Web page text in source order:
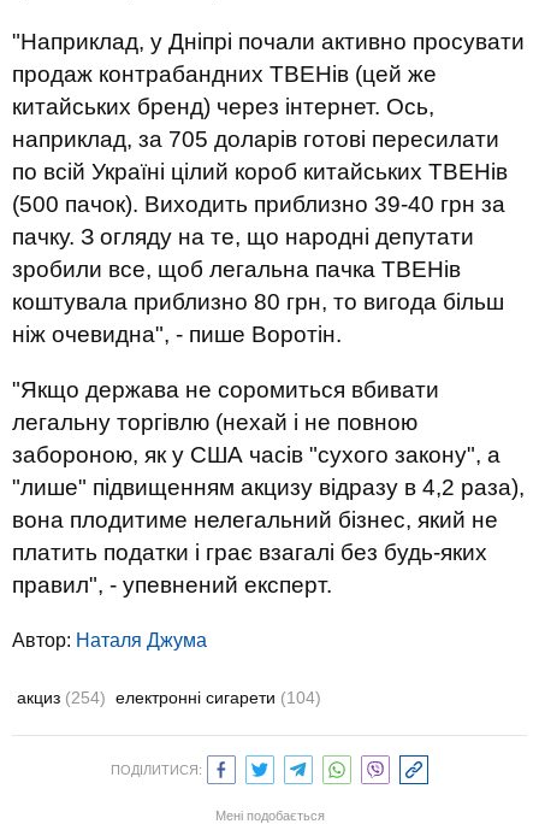
"Наприклад, у Дніпрі почали активно просувати
продаж контрабандних ТВЕНів (цей же
китайських бренд) через інтернет. Ось,
наприклад, за 705 доларів готові пересилати
по всій Україні цілий короб китайських ТВЕНів
(500 пачок). Виходить приблизно 39-40 грн за
пачку. З огляду на те, що народні депутати
зробили все, щоб легальна пачка ТВЕНів
коштувала приблизно 80 грн, то вигода більш
ніж очевидна", - пише Воротін.
"Якщо держава не соромиться вбивати
легальну торгівлю (нехай і не повною
забороною, як у США часів "сухого закону", а
"лише" підвищенням акцизу відразу в 4,2 раза),
вона плодитиме нелегальний бізнес, який не
платить податки і грає взагалі без будь-яких
правил", - упевнений експерт.
Автор: Наталя Джума
акциз (254) електронні сигарети (104)
ПОДІЛИТИСЯ:
Мені подобається